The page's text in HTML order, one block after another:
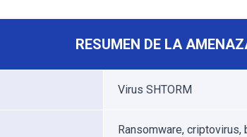
RESUMEN DE LA
Virus SHTORM
Ransomware,